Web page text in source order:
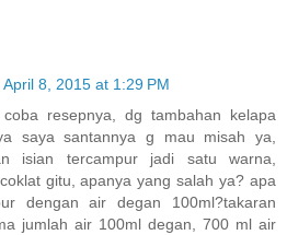
April 8, 2015 at 1:29 PM
resepnya, dg tambahan kelapa
saya santannya g mau misah ya,
isian tercampur jadi satu warna,
gitu, apanya yang salah ya? apa
dengan air degan 100ml?takaran
jumlah air 100ml degan, 700 ml air